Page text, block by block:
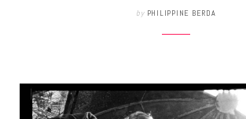
by PHILIPPINE BERDA